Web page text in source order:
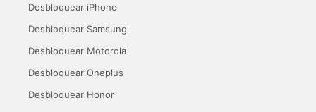
Desbloquear iPhone
Desbloquear Samsung
Desbloquear Motorola
Desbloquear Oneplus
Desbloquear Honor